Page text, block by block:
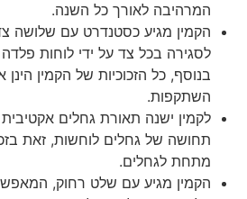
המרהיבה לאורך כל השנה.
הקמין מגיע כסטנדרט עם שלושה
לסגירה בכל צד על ידי לוחות
בנוסף, כל הזכוכיות של הקמין
השתקפות.
לקמין ישנה תאורת גחלים
תחושה של גחלים לוחשות, זאת
מתחת לגחלים.
הקמין מגיע עם שלט רחוק,